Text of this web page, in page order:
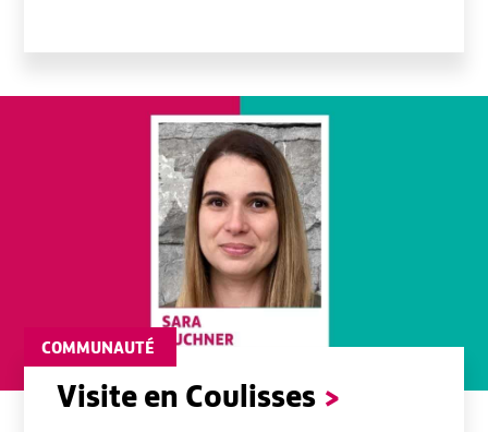
COMMUNAUTÉ
Visite en Coulisses >